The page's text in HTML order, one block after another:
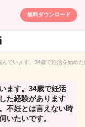
無料ダウンロード
んでいます。34歳で妊活を始め
ます。34歳で妊活
た経験があります
不妊とは言えない時
いたいです。